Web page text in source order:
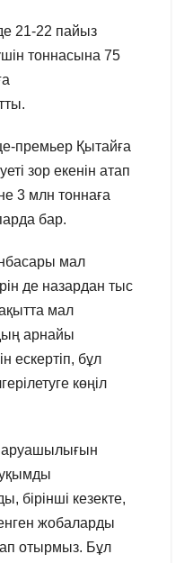
21-22 пайыз
тоннасына 75
премьер Қытайға
зор екенін атап
3 млн тоннаға
бар.
мал
де назардан тыс
мал
арнайы
ескертіп, бұл
көңіл
бірінші кезекте,
жобаларды
отырмыз. Бұл